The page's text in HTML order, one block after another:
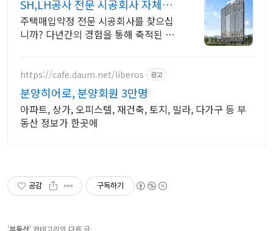
SH,LH공사 전문 시공회사 자체적
인 품질점검 실시
주택매입약정 전문 시공회사를 찾으십
니까? 다년간의 경험을 통해 축적된 탁
https://cafe.daum.net/liberos 광고
분양히어로, 분양회원 3만명
아파트, 상가, 오피스텔, 재건축, 토지, 빌라, 다가구 등 부
동산 정보가 한곳에
공감 구독하기
'부동산' 카테고리의 다른 글